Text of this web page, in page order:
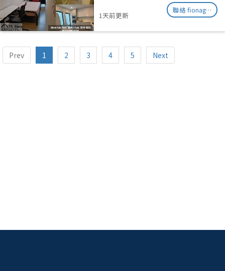
1天前更新
聯絡 fionag@transinex.com.sg
Prev 1 2 3 4 5 Next